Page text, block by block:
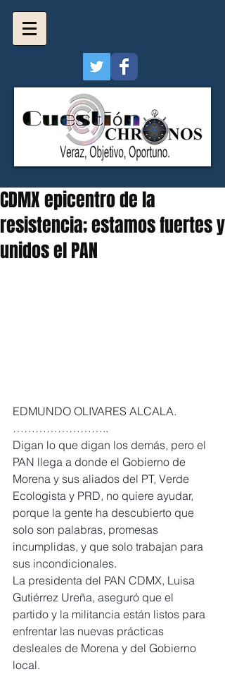
CDMX epicentro de la
resistencia; estamos fuertes y
unidos el PAN
EDMUNDO OLIVARES ALCALA.
……………………..
Digan lo que digan los demás, pero el
PAN llega a donde el Gobierno de
Morena y sus aliados del PT, Verde
Ecologista y PRD, no quiere ayudar,
porque la gente ha descubierto que
solo son palabras, promesas
incumplidas, y que solo trabajan para
sus incondicionales.
La presidenta del PAN CDMX, Luisa
Gutiérrez Ureña, aseguró que el
partido y la militancia están listos para
enfrentar las nuevas prácticas
desleales de Morena y del Gobierno
local.